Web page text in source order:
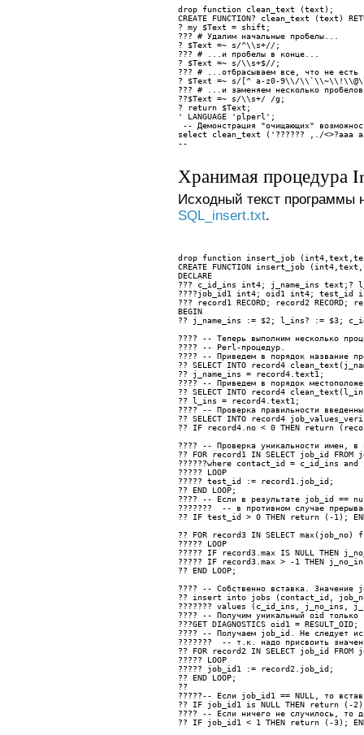
drop function clean_text (text);
CREATE FUNCTION? clean_text (text)
? my $Text = shift;
??? # Удалим начальные пробелы...
?
$Text =~ s/^\\s+//;
??? # ...и пробелы в конце...
?
$Text =~ s/\\s+$//;
??? # ...отбрасываем все, что не есть
?
$Text =~ s/[^ a-z0-9\\/
??? # ...и заменяем несколько
??$Text =~ s/\\s+/ /g;
?
return $Text;
' LANGUAGE 'plperl';
-- Демонстрация "очищающих"
select clean_text ('?????? ,./<>?aaa
--
Хранимая процедура
Исходный текст программы
SQL_insert.txt.
drop function insert_job
CREATE FUNCTION insert_job
DECLARE
???
c_id_ins int4; j_name_ins
????job_id1 int4; oid1 int4; test_id
???
record1 RECORD; record2 RECORD;
BEGIN
??
j_name_ins := $2; l_ins? := $3;
????
-- Теперь выполним несколько
???? -- Perl-процедур.
???? -- Приведем в порядок название
?? SELECT INTO record4
??
j_name_ins = record4.text1;
????
-- Приведем в порядок
?? SELECT INTO record4
?? l_ins = record4.text1;
????
-- Проверка правильности
?? SELECT INTO record4
??
IF record4.no < 0 THEN return
????
-- Проверка уникальности имен, в
?? FOR record1 IN SELECT job_id FROM
??????where contact_id = c_id_ins and
?????
LOOP
????? test_id := record1.job_id;
??
END LOOP;
???? -- Если в результате job_id ==
???????  -- в противном случае
??
IF test_id > 0 THEN return (-1);
??
FOR record3 IN SELECT
?????
LOOP
?????
IF record3.max IS NULL THEN
?????
IF record3.max > -1 THEN
??
END LOOP;
???? -- Собственно вставка. Значение
??
insert into jobs (contact_id,
??????? values (c_id_ins, j_no_ins,
????
-- Получим уникальный oid только
???GET DIAGNOSTICS oid1 = RESULT_OID;
????
-- Получаем job_id. Не следует
???????  -- т.к. надо присвоить
??
FOR record2 IN SELECT job_id
?????
LOOP
?????
job_id1 := record2.job_id;
??
END LOOP;
??
?????-- Если job_id1 == NULL, то
??
IF job_id1 is NULL THEN return (-
????
-- Если ничего не случилось, то
??
IF job_id1 < 1 THEN return (-3);